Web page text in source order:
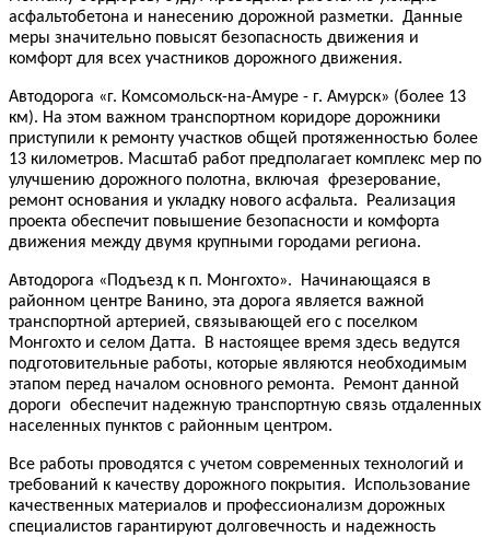
асфальтобетона и нанесению дорожной разметки. Данные
меры значительно повысят безопасность движения и
комфорт для всех участников дорожного движения.
Автодорога «г. Комсомольск-на-Амуре - г. Амурск» (более 13
км). На этом важном транспортном коридоре дорожники
приступили к ремонту участков общей протяженностью более
13 километров. Масштаб работ предполагает комплекс мер по
улучшению дорожного полотна, включая фрезерование,
ремонт основания и укладку нового асфальта. Реализация
проекта обеспечит повышение безопасности и комфорта
движения между двумя крупными городами региона.
Автодорога «Подъезд к п. Монгохто». Начинающаяся в
районном центре Ванино, эта дорога является важной
транспортной артерией, связывающей его с поселком
Монгохто и селом Датта. В настоящее время здесь ведутся
подготовительные работы, которые являются необходимым
этапом перед началом основного ремонта. Ремонт данной
дороги обеспечит надежную транспортную связь отдаленных
населенных пунктов с районным центром.
Все работы проводятся с учетом современных технологий и
требований к качеству дорожного покрытия. Использование
качественных материалов и профессионализм дорожных
специалистов гарантируют долговечность и надежность